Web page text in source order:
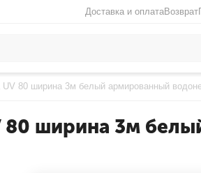
Доставка и оплатаВозврат
UV 80 ширина 3м белый армированный
80 ширина 3м